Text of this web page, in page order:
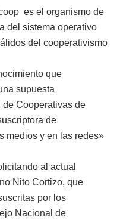
es el organismo de
del sistema operativo
del cooperativismo
que
supuesta
Cooperativas de
de
medios y en las redes»
al actual
Nito Cortizo, que
por los
Nacional de